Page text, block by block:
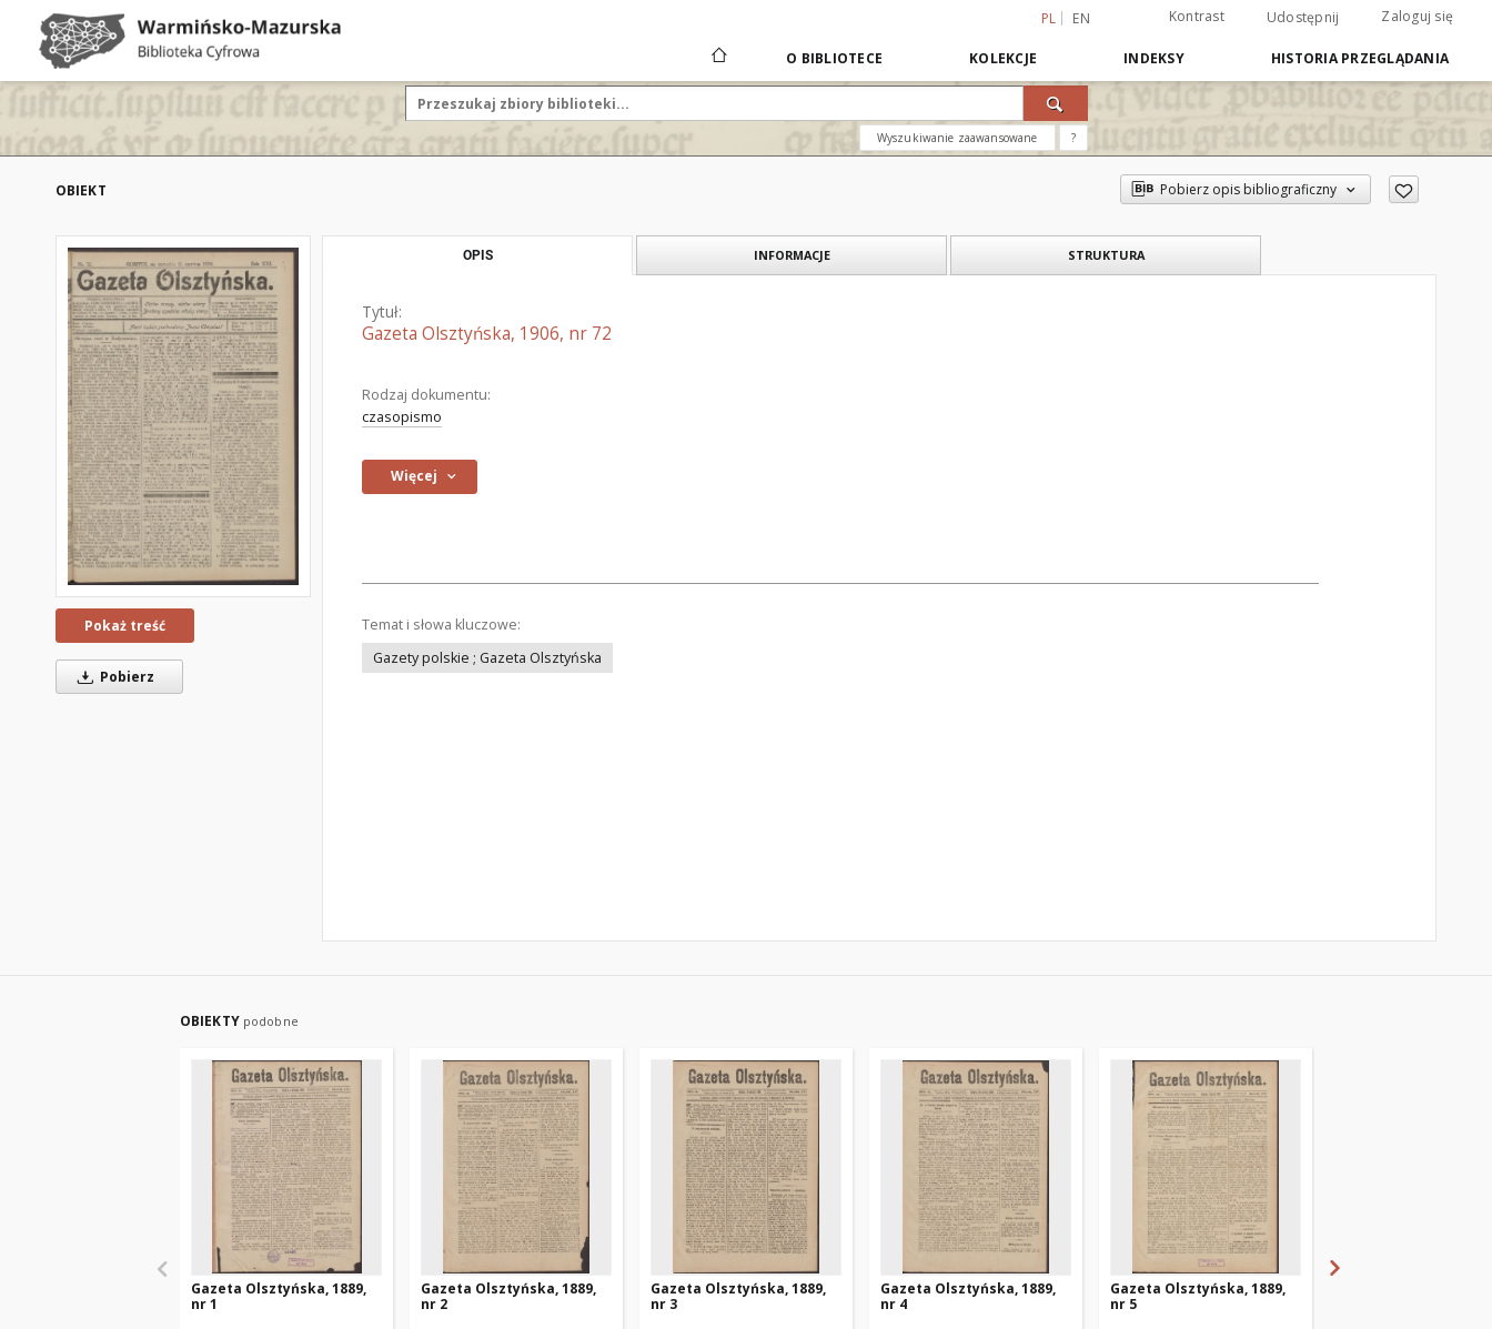
PL EN Kontrast Udostępnij Zaloguj się
O BIBLIOTECE KOLEKCJE INDEKSY HISTORIA PRZEGLĄDANIA
Wyszukiwanie zaawansowane ?
OBIEKT Pobierz opis bibliograficzny
Pokaż treść
Pobierz
OPIS INFORMACJE STRUKTURA
Tytuł:
Gazeta Olsztyńska, 1906, nr 72
Rodzaj dokumentu:
czasopismo
Więcej
Temat i słowa kluczowe:
Gazety polskie ; Gazeta Olsztyńska
OBIEKTY podobne
Gazeta Olsztyńska, 1889,
nr 1
Gazeta Olsztyńska, 1889,
nr 2
Gazeta Olsztyńska, 1889,
nr 3
Gazeta Olsztyńska, 1889,
nr 4
Gazeta Olsztyńska, 1889,
nr 5